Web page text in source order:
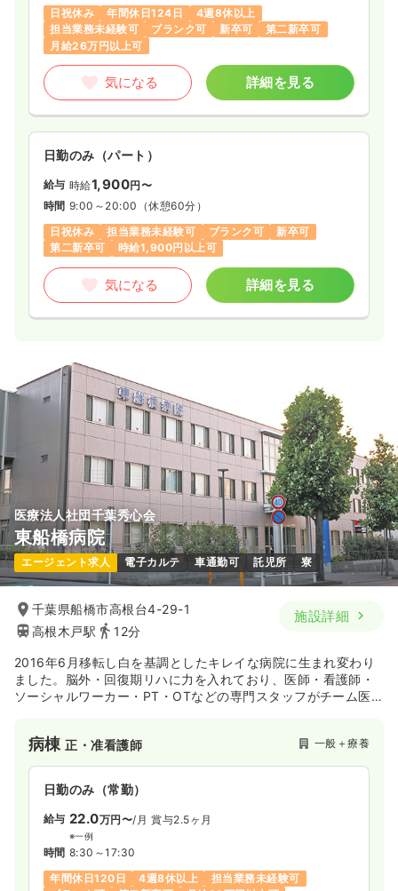
オペ室(手術室) 正看護師
日勤のみ（常勤）
給与 27.7万円/月 賞与4ヶ月
4週8休以上
オンコールあり
月給29万円以上可
気になる
透析 正看護師 一般病院
日勤のみ（常勤）
※経験4年の例
時間 8:30～17:00
4週8休以上
オンコールあり
担当業務未経験可
月給31万円以上可
気になる 詳細を見る
ICU系正看護師 一般病院
2交代（常勤）
35.0
※経験4年の例
時間 8:30～17:00
4週8休以上
ブランク可 月給38万円以上可
気になる 詳細を見る
日勤のみ（常勤） 一時募集休止
給与 21.7 万円〜/月
※経験5年の例
8:30～17:00
4週8休以上
ブランク可
日祝休み
年間休日124日
4週8休以上
担当業務未経験可
ブランク可 新卒可
第二新卒可
月給26万円以上可
気になる 詳細を見る
日勤のみ（パート）
給与 時給1,900円〜
時間 9:00～20:00 （休憩60分）
日祝休み
担当業務未経験可 ブランク可
新卒可
第二新卒可
時給1,900円以上可
気になる 詳細を見る
医療法人社団千葉秀心会
東船橋病院
エージェント求人 電子カルテ 車通勤可 託児所 寮
千葉県船橋市高根台4-29-1
高根木戸駅
12分
施設詳細
2016年6月移転し白を基調としたキレイな病院に生まれ変わり
ました。脳外・回復期リハに力を入れており、医師・看護師・
ソーシャルワーカー・PT・OTなどの専門スタッフがチーム医
病棟正・准看護師 一般＋療養
日勤のみ（常勤）
給与 22.0万円〜/月 賞与2.5ヶ月
※一例
時間 8:30～17:30
年間休日120日
4週8休以上
担当業務未経験可